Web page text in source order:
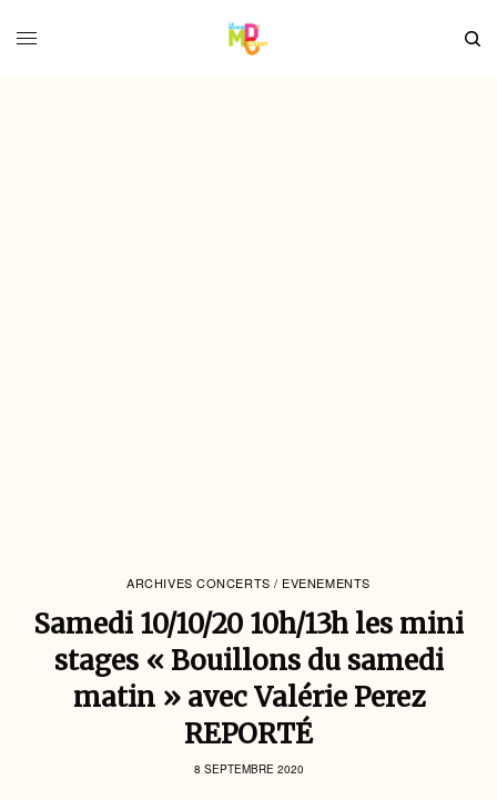
ARCHIVES CONCERTS / EVENEMENTS
Samedi 10/10/20 10h/13h les mini
stages « Bouillons du samedi
matin » avec Valérie Perez
REPORTÉ
8 SEPTEMBRE 2020